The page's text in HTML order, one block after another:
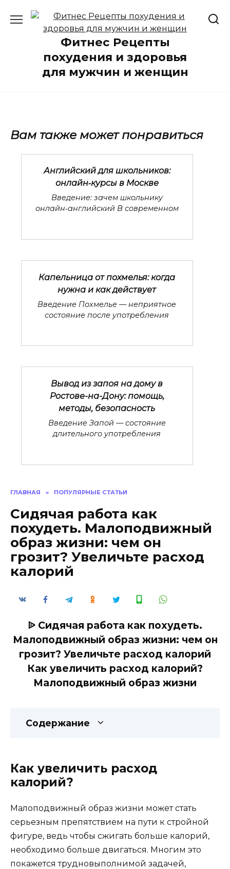
содержанию
Фитнес Рецепты
похудения и здоровья
для мужчин и женщин
ГЛАВНАЯ » ПОПУЛЯРНЫЕ СТАТЬИ
Сидячая работа как
похудеть. Малоподвижный
образ жизни: чем он
грозит? Увеличьте расход
калорий
ᐉ Сидячая работа как похудеть.
Малоподвижный образ жизни: чем он
грозит? Увеличьте расход калорий
Как увеличить расход калорий?
Малоподвижный образ жизни
Содержание
Как увеличить расход
калорий?
Малоподвижный образ жизни может стать
серьезным препятствием на пути к стройной
фигуре, ведь чтобы сжигать больше калорий,
необходимо больше двигаться. Многим это
покажется трудновыполнимой задачей,
Вам также может понравиться
Английский для школьников:
онлайн‑курсы в Москве
Введение: зачем школьнику
онлайн‑английский В современном
Капельница от похмелья: когда
нужна и как действует
Введение Похмелье — неприятное
состояние после употребления
Вывод из запоя на дому в
Ростове-на-Дону: помощь,
методы, безопасность
Введение Запой — состояние
длительного употребления